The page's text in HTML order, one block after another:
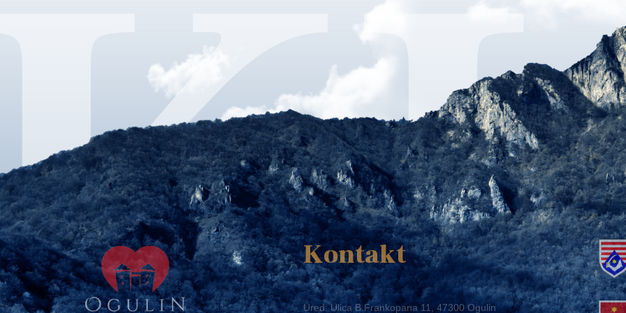
Kontakt
Ured: Ulica B.Frankopana 11, 47300 Ogulin
Telefon:+ 385 47 522 612
Telefaks:+ 385 47 522 821